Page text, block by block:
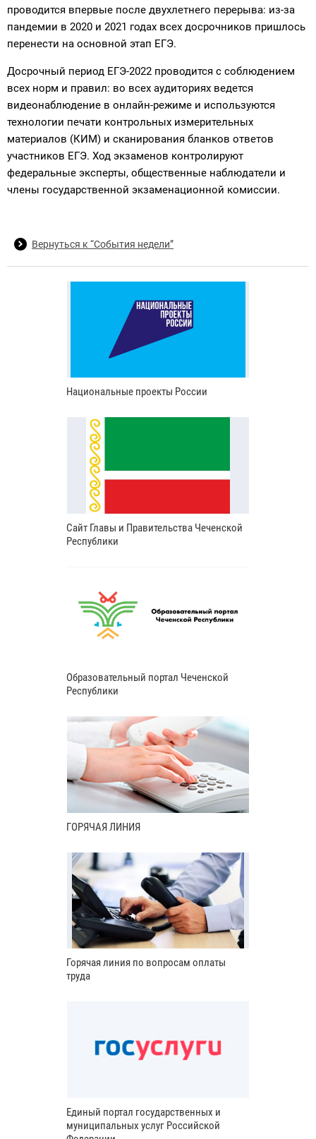
проводится впервые после двухлетнего перерыва: из-за
пандемии в 2020 и 2021 годах всех досрочников пришлось
перенести на основной этап ЕГЭ.
Досрочный период ЕГЭ-2022 проводится с соблюдением
всех норм и правил: во всех аудиториях ведется
видеонаблюдение в онлайн-режиме и используются
технологии печати контрольных измерительных
материалов (КИМ) и сканирования бланков ответов
участников ЕГЭ. Ход экзаменов контролируют
федеральные эксперты, общественные наблюдатели и
члены государственной экзаменационной комиссии.
Вернуться к “События недели”
Национальные проекты России
Сайт Главы и Правительства Чеченской
Республики
Образовательный портал Чеченской
Республики
ГОРЯЧАЯ ЛИНИЯ
Горячая линия по вопросам оплаты
труда
Единый портал государственных и
муниципальных услуг Российской